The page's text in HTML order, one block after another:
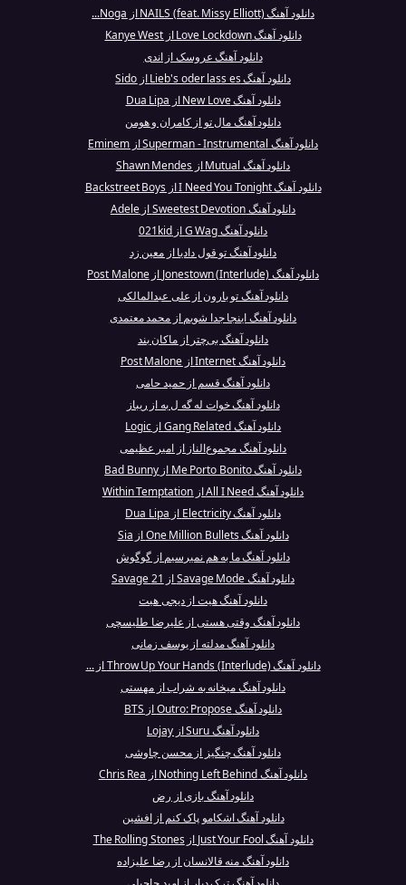
دانلود آهنگ NAILS (feat. Missy Elliott) از Noga...
دانلود آهنگ Love Lockdown از Kanye West
دانلود آهنگ عروسک از اندی
دانلود آهنگ Lieb's oder lass es از Sido
دانلود آهنگ New Love از Dua Lipa
دانلود آهنگ مال تو از کامران و هومن
دانلود آهنگ Superman - Instrumental از Eminem
دانلود آهنگ Mutual از Shawn Mendes
دانلود آهنگ I Need You Tonight از Backstreet Boys
دانلود آهنگ Sweetest Devotion از Adele
دانلود آهنگ G Wag از 021kid
دانلود آهنگ تو قول دادیا از معین زد
دانلود آهنگ Jonestown (Interlude) از Post Malone
دانلود آهنگ تو بارون از علی عبدالمالکی
دانلود آهنگ اینجا جدا شویم از محمد معتمدی
دانلود آهنگ بی‌چتر از ماکان بند
دانلود آهنگ Internet از Post Malone
دانلود آهنگ قسم از حمید حامی
دانلود آهنگ خوات له گه ل به از ریباز
دانلود آهنگ Gang Related از Logic
دانلود آهنگ مجموع‌الناز از امیر عظیمی
دانلود آهنگ Me Porto Bonito از Bad Bunny
دانلود آهنگ All I Need از Within Temptation
دانلود آهنگ Electricity از Dua Lipa
دانلود آهنگ One Million Bullets از Sia
دانلود آهنگ ما به هم نمیرسیم از گوگوش
دانلود آهنگ Savage Mode از 21 Savage
دانلود آهنگ هیت از دیجی هیت
دانلود آهنگ وقتی هستی از علیرضا طلیسچی
دانلود آهنگ مدلته از یوسف زمانی
دانلود آهنگ Throw Up Your Hands (Interlude) از ...
دانلود آهنگ میخانه به شراب از مهستی
دانلود آهنگ Outro: Propose از BTS
دانلود آهنگ Suru از Lojay
دانلود آهنگ چنگیز از محسن چاوشی
دانلود آهنگ Nothing Left Behind از Chris Rea
دانلود آهنگ بازی از رض
دانلود آهنگ اشکامو پاک کنم از افشین
دانلود آهنگ Just Your Fool از The Rolling Stones
دانلود آهنگ منه قالانسان از رضا علیزاده